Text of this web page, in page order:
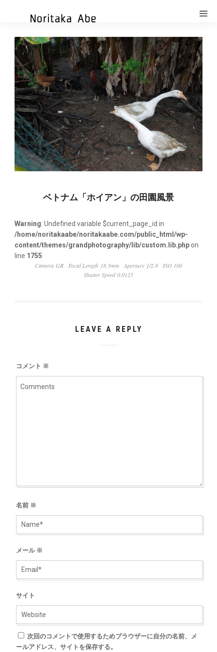
ベトナム「ホイアン」の田園風景
Warning: Undefined variable $current_page_id in
/home/noritakaabe/noritakaabe.com/public_html/wp-
content/themes/grandphotography/lib/custom.lib.phpon
line 1755
Camera GR
Focal Length 18.3mm Aperture ƒ/2.8
ISO 100
Shutter Speed 0.0125
LEAVE A REPLY
コメント ※
名前 ※
メール ※
サイト
次回のコメントで使用するためブラウザーに自分の名前、メ
ールアドレス、サイトを保存する。